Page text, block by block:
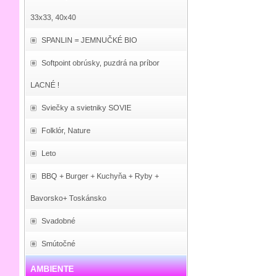
33x33, 40x40
SPANLIN = JEMNUČKÉ BIO
Softpoint obrúsky, puzdrá na príbor
LACNÉ !
Sviečky a svietniky SOVIE
Folklór, Nature
Leto
BBQ + Burger + Kuchyňa + Ryby +
Bavorsko+ Toskánsko
Svadobné
Smútočné
AMBIENTE